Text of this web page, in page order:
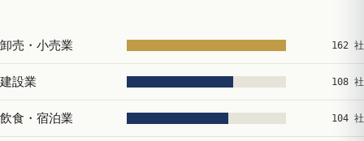
卸売・小売業 162 社
建設業 108 社
飲食・宿泊業 104 社